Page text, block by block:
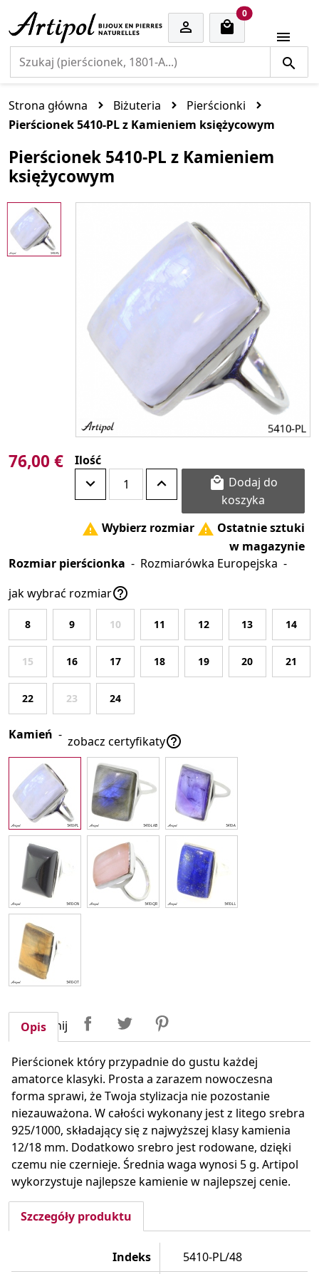

0cart items

Strona główna Biżuteria
Pierścionki
Pierścionek 5410-PL z Kamieniem księżycowym
Pierścionek 5410-PL z Kamieniem
księżycowym
76,00 € Ilość

koszyka
 Wybierz rozmiar  Ostatnie sztuki
w magazynie
Rozmiar pierścionka - Rozmiarówka Europejska -
jak wybrać rozmiar
8 9 10 11 12 13 14
15 16 17 18 19 20 21
22 23 24
Kamień - zobacz certyfikaty
Udostępnij UdostępnijTweetuj
Opis
Pierścionek który przypadnie do gustu każdej
amatorce klasyki. Prosta a zarazem nowoczesna
forma sprawi, że Twoja stylizacja nie pozostanie
niezauważona. W całości wykonany jest z litego srebra
925/1000, składający się z najwyższej klasy kamienia
12/18 mm. Dodatkowo srebro jest rodowane, dzięki
czemu nie czernieje. Średnia waga wynosi 5 g. Artipol
wykorzystuje najlepsze kamienie w najlepszej cenie.
Szczegóły produktu
Indeks
5410-PL/48